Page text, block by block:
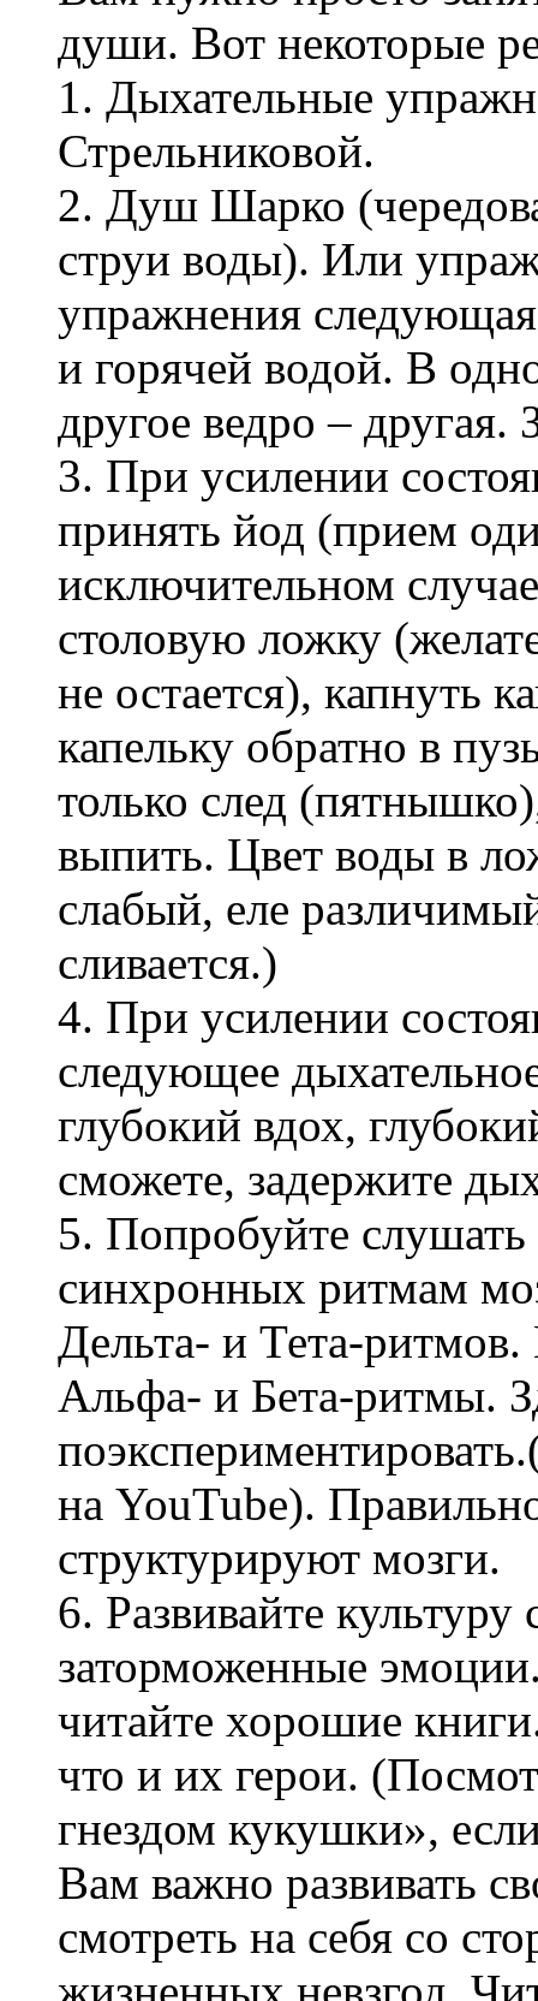
души. Вот некоторые
1. Дыхательные
Стрельниковой.
2. Душ Шарко
струи воды). Или
упражнения
и горячей водой. В
другое ведро – другая.
3. При усилении
принять йод (прием
исключительном
столовую ложку
не остается), капнуть
капельку обратно в
только след
выпить. Цвет воды в
слабый, еле
сливается.)
4. При усилении
следующее
глубокий вдох,
сможете, задержите
5. Попробуйте
синхронных ритмам
Дельта- и Тета-
Альфа- и Бета-ритмы.
на YouTube).
структурируют мозги.
6. Развивайте
заторможенные
читайте хорошие
что и их герои.
гнездом кукушки»,
Вам важно развивать
смотреть на себя со